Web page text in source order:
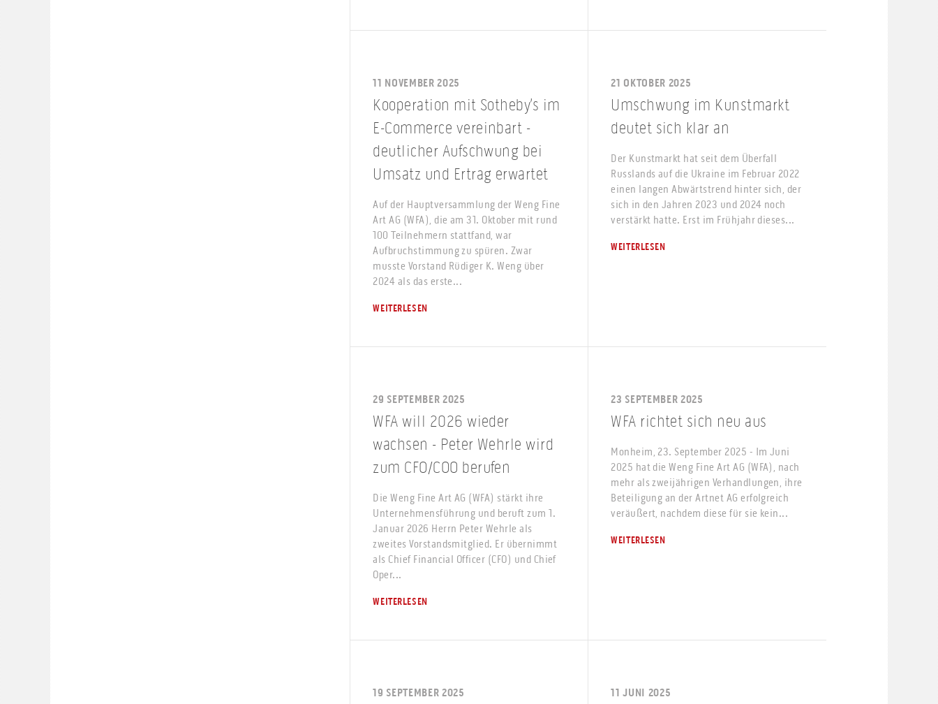
11 NOVEMBER 2025
Kooperation mit Sotheby’s im
E-Commerce vereinbart -
deutlicher Aufschwung bei
Umsatz und Ertrag erwartet
Auf der Hauptversammlung der Weng Fine
Art AG (WFA), die am 31. Oktober mit rund
100 Teilnehmern stattfand, war
Aufbruchstimmung zu spüren. Zwar
musste Vorstand Rüdiger K. Weng über
2024 als das erste...
WEITERLESEN
21 OKTOBER 2025
Umschwung im Kunstmarkt
deutet sich klar an
Der Kunstmarkt hat seit dem Überfall
Russlands auf die Ukraine im Februar 2022
einen langen Abwärtstrend hinter sich, der
sich in den Jahren 2023 und 2024 noch
verstärkt hatte. Erst im Frühjahr dieses...
WEITERLESEN
29 SEPTEMBER 2025
WFA will 2026 wieder
wachsen - Peter Wehrle wird
zum CFO/COO berufen
Die Weng Fine Art AG (WFA) stärkt ihre
Unternehmensführung und beruft zum 1.
Januar 2026 Herrn Peter Wehrle als
zweites Vorstandsmitglied. Er übernimmt
als Chief Financial Officer (CFO) und Chief
Oper...
WEITERLESEN
23 SEPTEMBER 2025
WFA richtet sich neu aus
Monheim, 23. September 2025 - Im Juni
2025 hat die Weng Fine Art AG (WFA), nach
mehr als zweijährigen Verhandlungen, ihre
Beteiligung an der Artnet AG erfolgreich
veräußert, nachdem diese für sie kein...
WEITERLESEN
19 SEPTEMBER 2025 11 JUNI 2025